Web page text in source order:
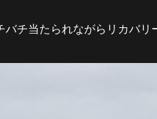
バチ当たられながらリカバリ